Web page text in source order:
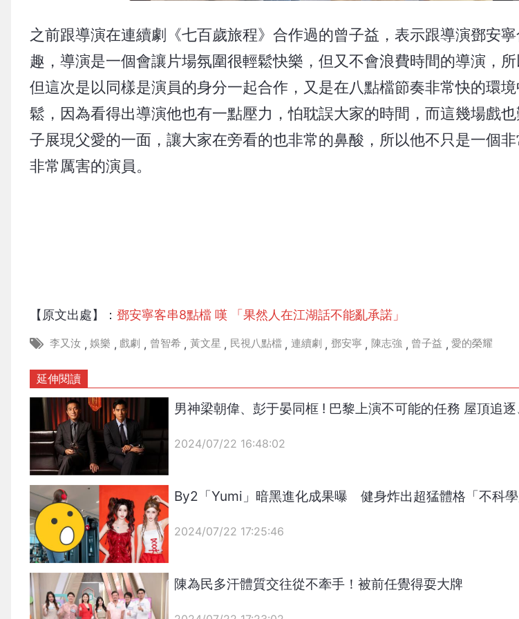
之前跟導演在連續劇《七百歲旅程》合作過的曾子益，表示跟導演鄧安
趣，導演是一個會讓片場氛圍很輕鬆快樂，但又不會浪費時間的導演，所
但這次是以同樣是演員的身分一起合作，又是在八點檔節奏非常快的環
鬆，因為看得出導演他也有一點壓力，怕耽誤大家的時間，而這幾場戲
子展現父愛的一面，讓大家在旁看的也非常的鼻酸，所以他不只是一個
非常厲害的演員。
【原文出處】：鄧安寧客串8點檔 嘆 「果然人在江湖話不能亂承諾」
李又汝 , 娛樂 , 戲劇 , 曾智希 , 黃文星 , 民視八點檔 , 連續劇 , 鄧安寧 , 陳志強 , 曾子益 , 愛的榮耀
延伸閱讀
{PLAYICON}
男神梁朝偉、彭于晏同框 ! 巴黎上演不可能的任務 屋頂追
2024/07/22 16:48:02
{PLAYICON}
By2「Yumi」暗黑進化成果曝 健身炸出超猛體格「不科
2024/07/22 17:25:46
陳為民多汗體質交往從不牽手！被前任覺得耍大牌